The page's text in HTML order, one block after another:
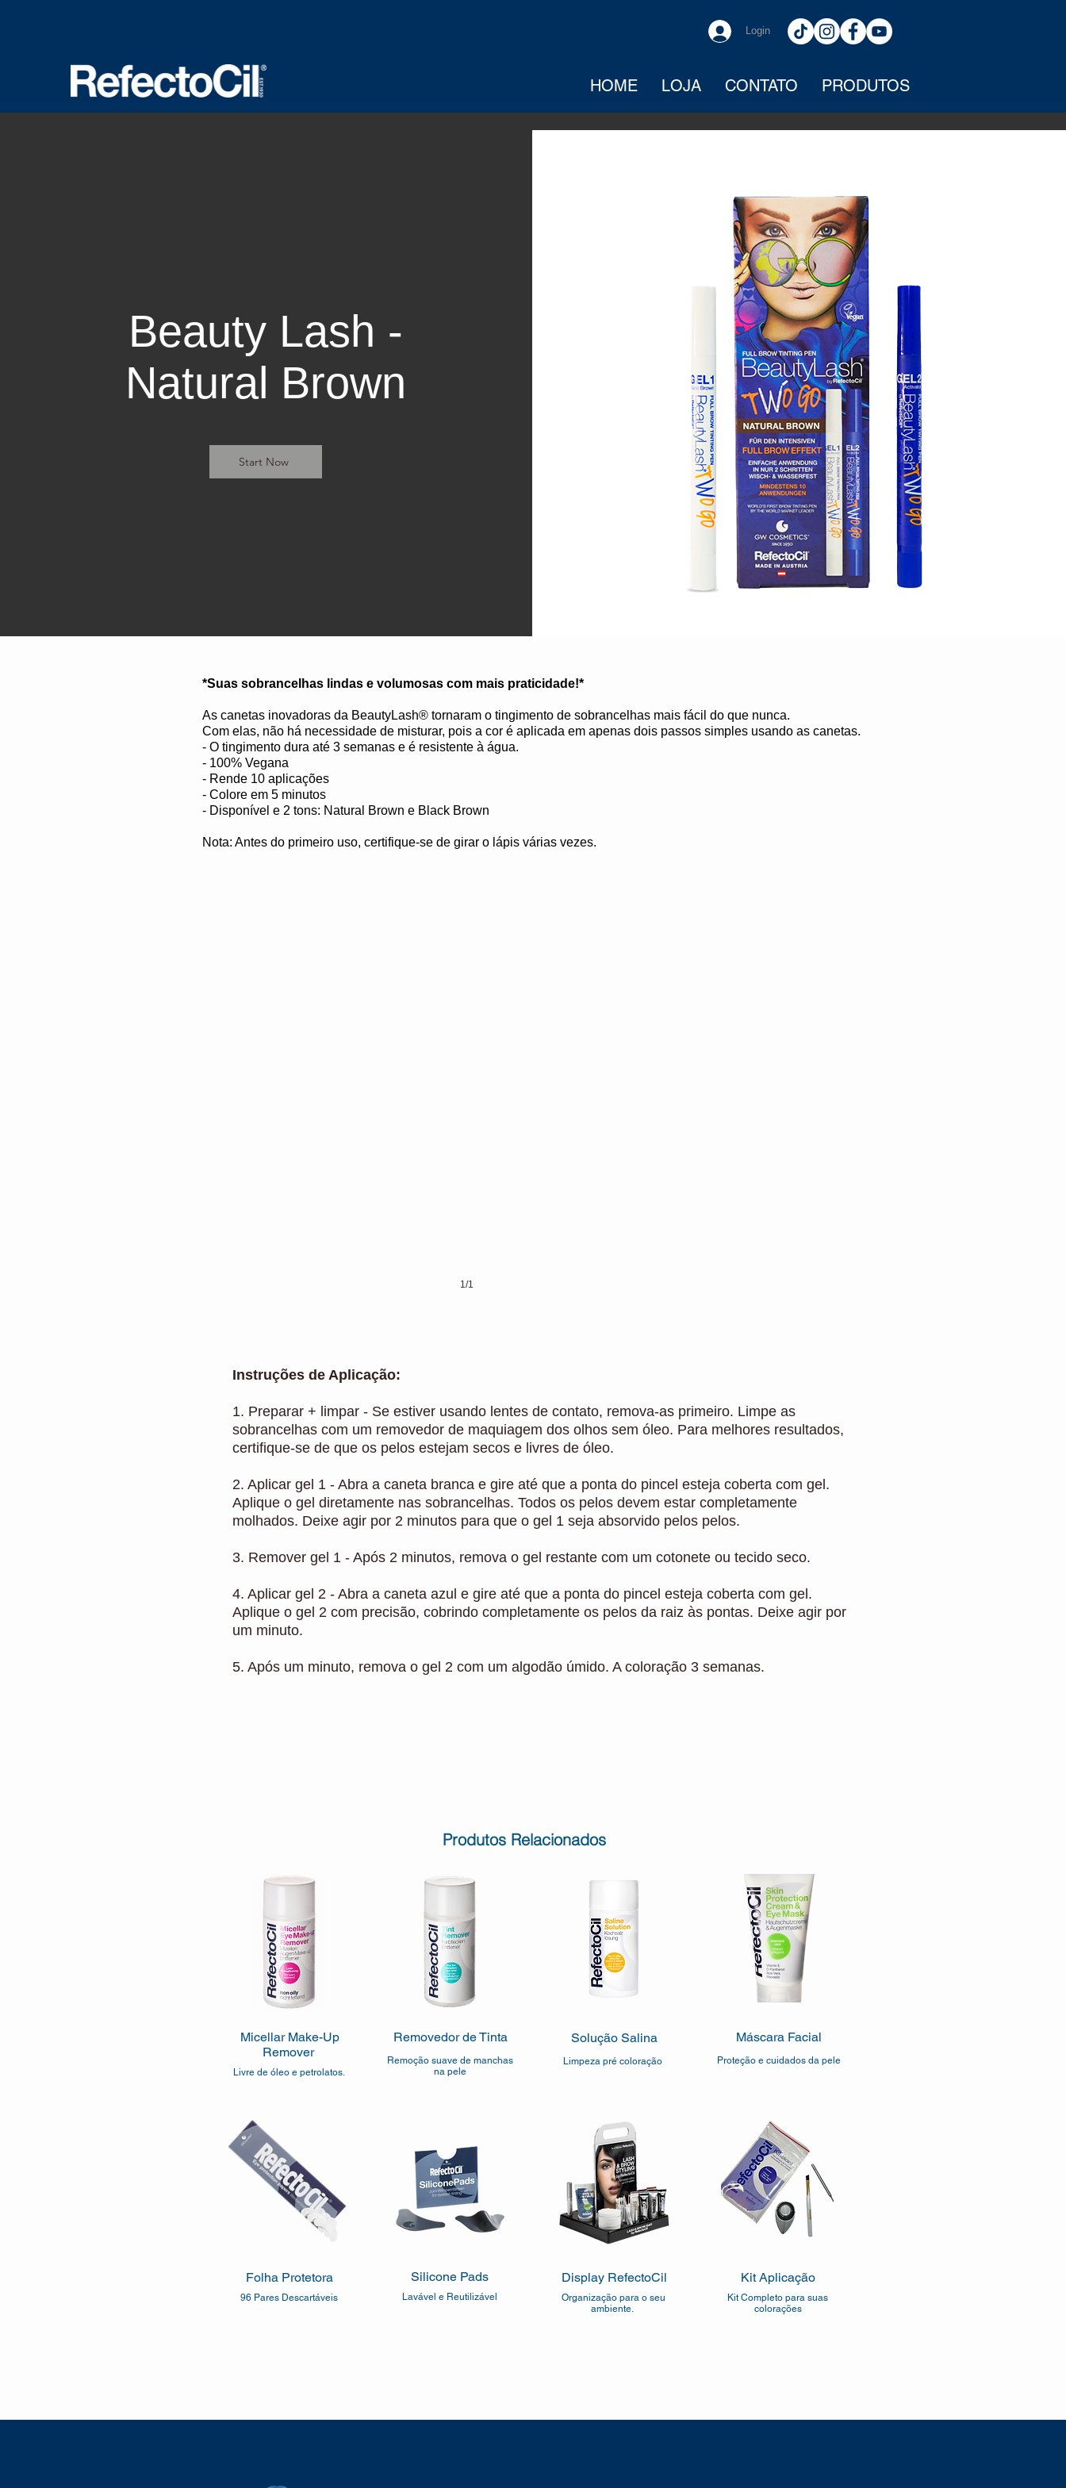
Login
HOME LOJA CONTATO PRODUTOS
Beauty Lash -
Natural Brown
Start Now
*Suas sobrancelhas lindas e volumosas com mais praticidade!*
As canetas inovadoras da BeautyLash®️ tornaram o tingimento de sobrancelhas mais fácil do que nunca.
Com elas, não há necessidade de misturar, pois a cor é aplicada em apenas dois passos simples usando as canetas.
- O tingimento dura até 3 semanas e é resistente à água.
- ⁠100% Vegana
- ⁠Rende 10 aplicações
- ⁠Colore em 5 minutos
- ⁠Disponível e 2 tons: Natural Brown e Black Brown
Nota: Antes do primeiro uso, certifique-se de girar o lápis várias vezes.
1/1
Produtos Relacionados
Micellar Make-Up
Remover
Livre de óleo e petrolatos.
Removedor de Tinta
Remoção suave de manchas
na pele
Solução Salina
Limpeza pré coloração
Máscara Facial
Proteção e cuidados da pele
Folha Protetora
96 Pares Descartáveis
Silicone Pads
Lavável e Reutilizável
Display RefectoCil
Organização para o seu
ambiente.
Kit Aplicação
Kit Completo para suas
colorações
Instruções de Aplicação:
1. Preparar + limpar - Se estiver usando lentes de contato, remova-as primeiro. Limpe as
sobrancelhas com um removedor de maquiagem dos olhos sem óleo. Para melhores resultados,
certifique-se de que os pelos estejam secos e livres de óleo.
2. Aplicar gel 1 - Abra a caneta branca e gire até que a ponta do pincel esteja coberta com gel.
Aplique o gel diretamente nas sobrancelhas. Todos os pelos devem estar completamente
molhados. Deixe agir por 2 minutos para que o gel 1 seja absorvido pelos pelos.
3. Remover gel 1 - Após 2 minutos, remova o gel restante com um cotonete ou tecido seco.
4. Aplicar gel 2 - Abra a caneta azul e gire até que a ponta do pincel esteja coberta com gel.
Aplique o gel 2 com precisão, cobrindo completamente os pelos da raiz às pontas. Deixe agir por
um minuto.
5. Após um minuto, remova o gel 2 com um algodão úmido. A coloração 3 semanas.